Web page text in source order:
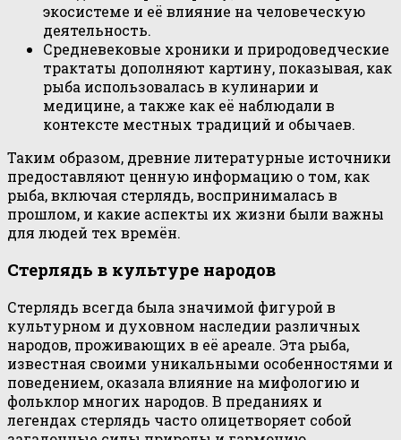
экосистеме и её влияние на человеческую
деятельность.
Средневековые хроники и природоведческие
трактаты дополняют картину, показывая, как
рыба использовалась в кулинарии и
медицине, а также как её наблюдали в
контексте местных традиций и обычаев.
Таким образом, древние литературные источники
предоставляют ценную информацию о том, как
рыба, включая стерлядь, воспринималась в
прошлом, и какие аспекты их жизни были важны
для людей тех времён.
Стерлядь в культуре народов
Стерлядь всегда была значимой фигурой в
культурном и духовном наследии различных
народов, проживающих в её ареале. Эта рыба,
известная своими уникальными особенностями и
поведением, оказала влияние на мифологию и
фольклор многих народов. В преданиях и
легендах стерлядь часто олицетворяет собой